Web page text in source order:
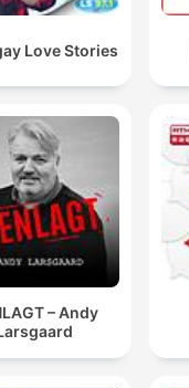
Love Stories
– Andy